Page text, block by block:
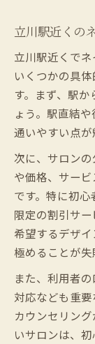
駅で
立川
し方
初心
選び
不安ゼロ
立川
安解
初心
めの
ネイ
むコ
立川
備の
初心
意点
立川駅近くの
立川駅近くでネ
いくつかの具
す。まず、駅
ょう。駅直結
通いやすい点が
次に、サロン
や価格、サー
です。特に初
限定の割引サ
希望するデザ
極めることが失
また、利用者
対応なども重
カウンセリン
いサロンは、